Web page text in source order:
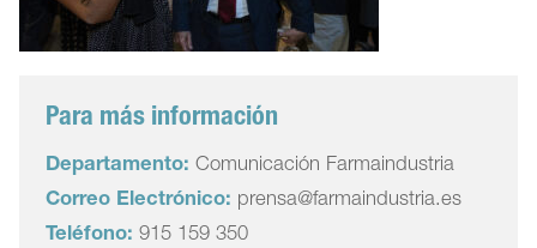
Para más información
Departamento: Comunicación Farmaindustria
Correo Electrónico: prensa@farmaindustria.es
Teléfono: 915 159 350